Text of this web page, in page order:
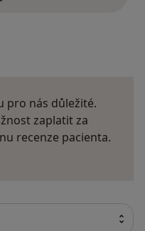
pro nás důležité.
zaplatit za
recenze pacienta.